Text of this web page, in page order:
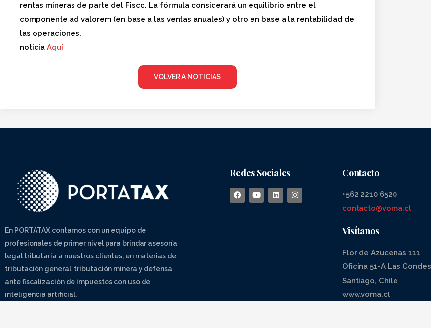
rentas mineras de parte del Fisco. La fórmula considerará un equilibrio entre el
componente ad valorem (en base a las ventas anuales) y otro en base a la rentabilidad de
las operaciones.
noticia Aquí
VOLVER A NOTICIAS
En PORTATAX contamos con un equipo de
profesionales de primer nivel para brindar asesoría
legal tributaria a nuestros clientes, en materias de
tributación general, tributación minera y defensa
ante fiscalización de impuestos con uso de
inteligencia artificial.
Redes Sociales Contacto
+562 2210 6520
contacto@voma.cl
Visítanos
Flor de Azucenas 111
Oﬁcina 51-A Las Condes
Santiago, Chile
www.voma.cl